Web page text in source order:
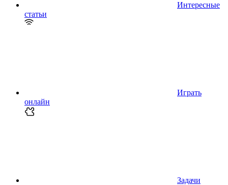
Интересные
статьи
Играть
онлайн
Задачи